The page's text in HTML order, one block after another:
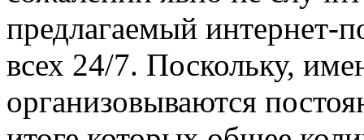
предлагаемый интернет-
всех 24/7. Поскольку,
организовываются